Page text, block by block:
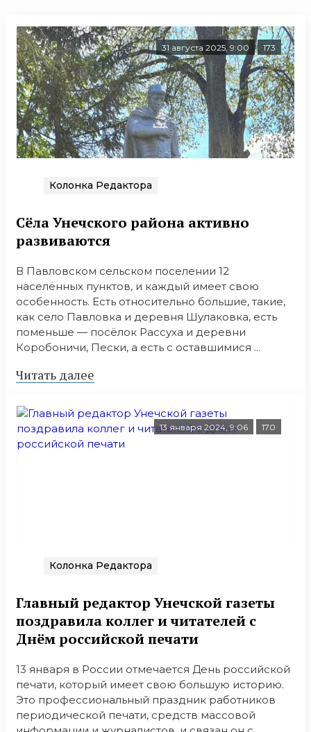
31 августа 2025, 9:00 173
Колонка Редактора
Сёла Унечского района активно
развиваются
В Павловском сельском поселении 12
населённых пунктов, и каждый имеет свою
особенность. Есть относительно большие, такие,
как село Павловка и деревня Шулаковка, есть
поменьше — посёлок Рассуха и деревни
Коробоничи, Пески, а есть с оставшимися ...
Читать далее
13 января 2024, 9:06 170
Колонка Редактора
Главный редактор Унечской газеты
поздравила коллег и читателей с
Днём российской печати
13 января в России отмечается День российской
печати, который имеет свою большую историю.
Это профессиональный праздник работников
периодической печати, средств массовой